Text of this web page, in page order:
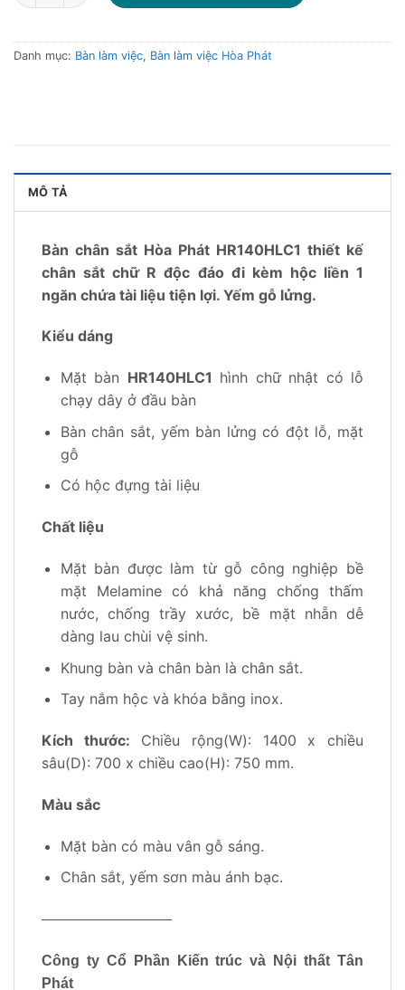
Danh mục: Bàn làm việc, Bàn làm việc Hòa Phát
MÔ TẢ
Bàn chân sắt Hòa Phát HR140HLC1 thiết kế
chân sắt chữ R độc đáo đi kèm hộc liền 1
ngăn chứa tài liệu tiện lợi. Yếm gỗ lửng.
Kiểu dáng
Mặt bàn HR140HLC1 hình chữ nhật có lỗ
chạy dây ở đầu bàn
Bàn chân sắt, yếm bàn lửng có đột lỗ, mặt
gỗ
Có hộc đựng tài liệu
Chất liệu
Mặt bàn được làm từ gỗ công nghiệp bề
mặt Melamine có khả năng chống thấm
nước, chống trầy xước, bề mặt nhẵn dễ
dàng lau chùi vệ sinh.
Khung bàn và chân bàn là chân sắt.
Tay nắm hộc và khóa bằng inox.
Kích thước: Chiều rộng(W): 1400 x chiều
sâu(D): 700 x chiều cao(H): 750 mm.
Màu sắc
Mặt bàn có màu vân gỗ sáng.
Chân sắt, yếm sơn màu ánh bạc.
—————————
Công ty Cổ Phần Kiến trúc và Nội thất Tân
Phát